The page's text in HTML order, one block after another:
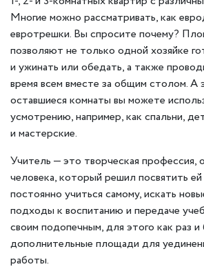
Многие можно рассматривать, как
евротрешки. Вы спросите почему?
позволяют не только одной хозяйке
и ужинать или обедать, а также
время всем вместе за общим столом. А
оставшиеся комнаты вы можете
усмотрению, например, как спальни,
и мастерские.
Учитель — это творческая профессия,
человека, который решил посвятить
постоянно учиться самому, искать
подходы к воспитанию и передаче
своим подопечным, для этого как раз
дополнительные площади для
работы.